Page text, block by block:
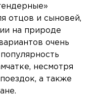
отцов и сыновей,
на природе
очень
несмотря
а также